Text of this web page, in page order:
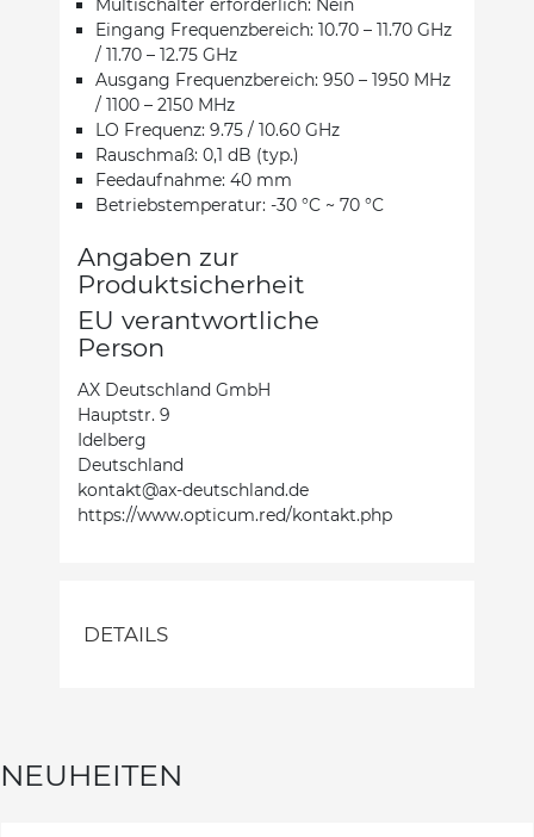
Eingang Frequenzbereich: 10.70 – 11.70 GHz
/ 11.70 – 12.75 GHz
Ausgang Frequenzbereich: 950 – 1950 MHz
/ 1100 – 2150 MHz
LO Frequenz: 9.75 / 10.60 GHz
Rauschmaß: 0,1 dB (typ.)
Feedaufnahme: 40 mm
Betriebstemperatur: -30 °C ~ 70 °C
Angaben zur
Produktsicherheit
EU verantwortliche
Person
AX Deutschland GmbH
Hauptstr. 9
Idelberg
Deutschland
kontakt@ax-deutschland.de
https://www.opticum.red/kontakt.php
DETAILS
NEUHEITEN